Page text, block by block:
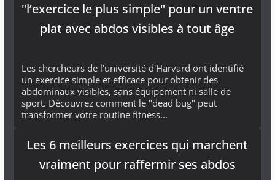
"l’exercice le plus simple" pour un ventre
plat avec abdos visibles à tout âge
Les chercheurs de l'université d'Harvard ont identifié
un exercice simple et efficace pour obtenir des
abdominaux visibles, sans équipement ni salle de
sport. Découvrez comment le "dead bug" peut
transformer votre routine fitness...
Les 6 meilleurs exercices qui marchent
vraiment pour raffermir ses abdos